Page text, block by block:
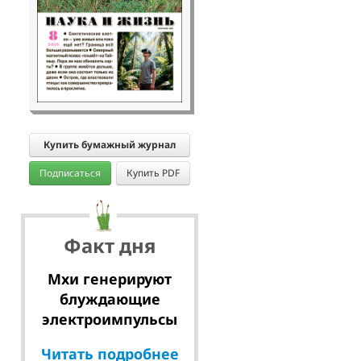
Купить бумажный журнал
Подписаться Купить PDF
Факт дня
Мхи генерируют
блуждающие
электроимпульсы
Читать подробнее